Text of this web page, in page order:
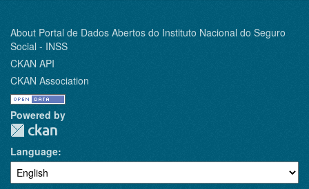
About Portal de Dados Abertos do Instituto Nacional do Seguro
Social - INSS
CKAN API
CKAN Association
Powered by
Language